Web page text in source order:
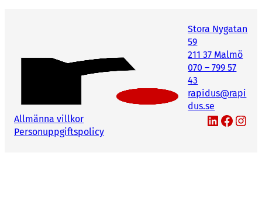
Stora Nygatan
59
211 37 Malmö
070 – 799 57
43
rapidus@rapi
dus.se
Allmänna villkor
Personuppgiftspolicy
LinkedIn Facebook Instagram